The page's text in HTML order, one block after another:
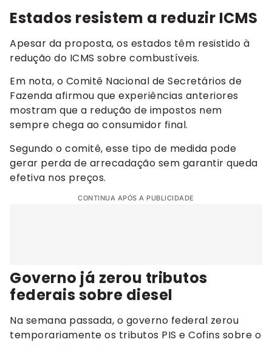
Estados resistem a reduzir ICMS
Apesar da proposta, os estados têm resistido à
redução do ICMS sobre combustíveis.
Em nota, o Comitê Nacional de Secretários de
Fazenda afirmou que experiências anteriores
mostram que a redução de impostos nem
sempre chega ao consumidor final.
Segundo o comitê, esse tipo de medida pode
gerar perda de arrecadação sem garantir queda
efetiva nos preços.
CONTINUA APÓS A PUBLICIDADE
Governo já zerou tributos
federais sobre diesel
Na semana passada, o governo federal zerou
temporariamente os tributos PIS e Cofins sobre o